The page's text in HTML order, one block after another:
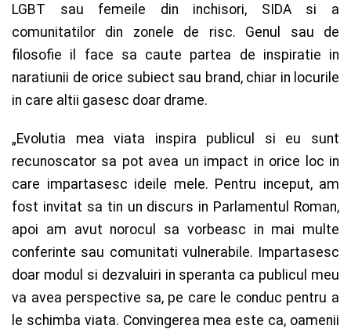
LGBT sau femeile din inchisori, SIDA si a
comunitatilor din zonele de risc. Genul sau de
filosofie il face sa caute partea de inspiratie in
naratiunii de orice subiect sau brand, chiar in locurile
in care altii gasesc doar drame.
„Evolutia mea viata inspira publicul si eu sunt
recunoscator sa pot avea un impact in orice loc in
care impartasesc ideile mele. Pentru inceput, am
fost invitat sa tin un discurs in Parlamentul Roman,
apoi am avut norocul sa vorbeasc in mai multe
conferinte sau comunitati vulnerabile. Impartasesc
doar modul si dezvaluiri in speranta ca publicul meu
va avea perspective sa, pe care le conduc pentru a
le schimba viata. Convingerea mea este ca, oamenii